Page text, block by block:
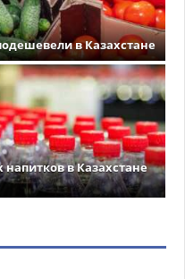
в Казахстане
в Казахстане